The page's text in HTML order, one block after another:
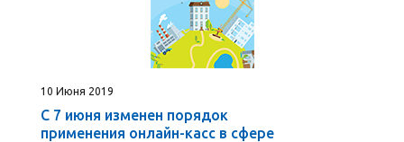
10 Июня 2019
С 7 июня изменен порядок
применения онлайн-касс в сфере